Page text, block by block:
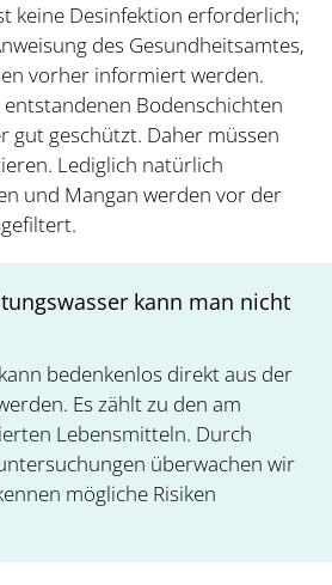
keine Desinfektion erforderlich;
des Gesundheitsamtes,
vorher informiert werden.
Bodenschichten
gut geschützt. Daher müssen
Lediglich natürlich
und Mangan werden vor der
kann man nicht
bedenkenlos direkt aus der
Es zählt zu den am
Lebensmitteln. Durch
überwachen wir
mögliche Risiken